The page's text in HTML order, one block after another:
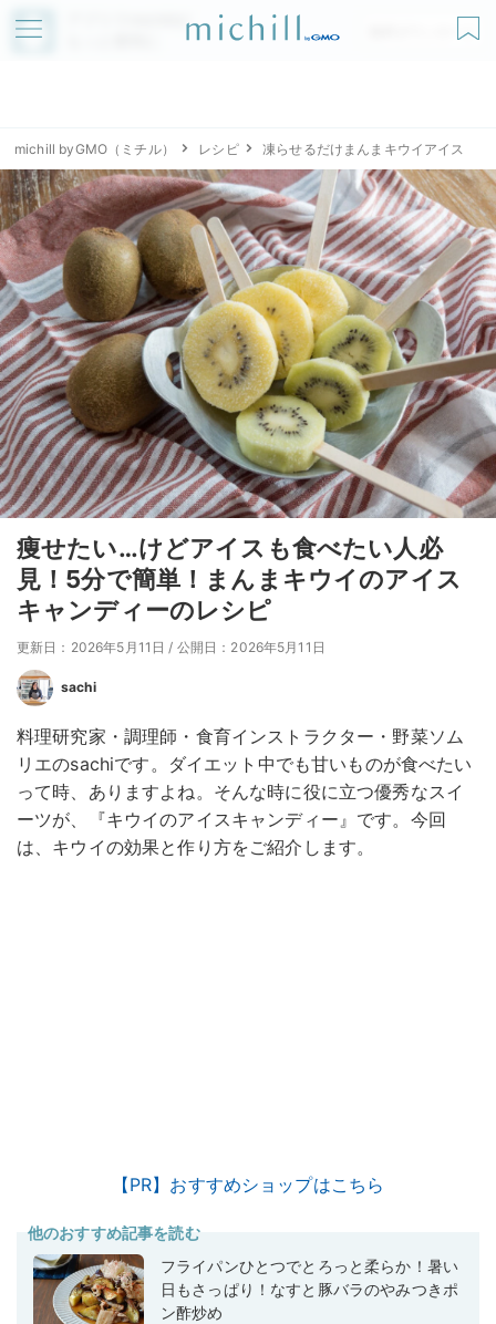
アプリでmichillが
無料ダウンロード
michill byGMO（ミチル） レシピ 凍らせるだけまんまキウイアイス
痩せたい…けどアイスも食べたい人必
見！5分で簡単！まんまキウイのアイス
キャンディーのレシピ
更新日：2026年5月11日 / 公開日：2026年5月11日
sachi
料理研究家・調理師・食育インストラクター・野菜ソム
リエのsachiです。ダイエット中でも甘いものが食べたい
って時、ありますよね。そんな時に役に立つ優秀なスイ
ーツが、『キウイのアイスキャンディー』です。今回
は、キウイの効果と作り方をご紹介します。
【PR】おすすめショップはこちら
他のおすすめ記事を読む
フライパンひとつでとろっと柔らか！暑い
日もさっぱり！なすと豚バラのやみつきポ
ン酢炒め